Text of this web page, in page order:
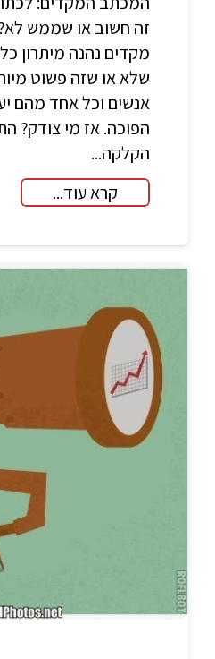
זה חשוב או שממש
מקדים נהנה מיתרון
שלא או שזה פשוט
אנשים וכל אחד מהם
הפוכה. אז מי צודק?
הקלקה...
קרא עוד...